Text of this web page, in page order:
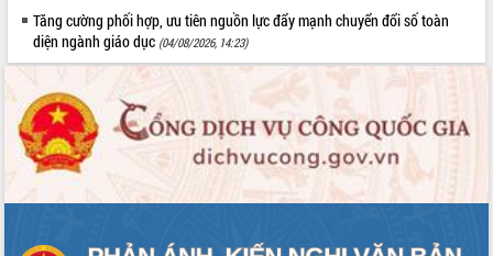
Tăng cường phối hợp, ưu tiên nguồn lực đẩy mạnh chuyển đổi số toàn
diện ngành giáo dục (04/08/2026, 14:23)